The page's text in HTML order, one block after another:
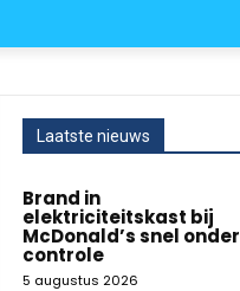
Laatste nieuws
Brand in
elektriciteitskast bij
McDonald’s snel onder
controle
5 augustus 2026